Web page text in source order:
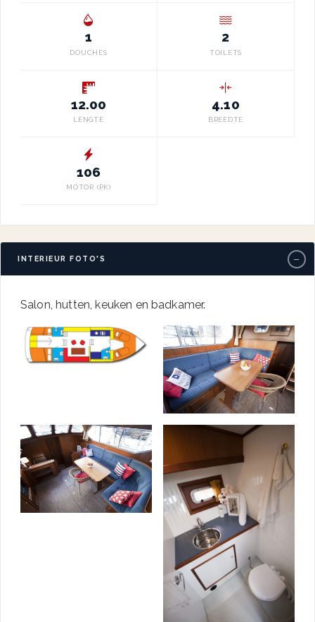
1
DOUCHES
2
TOILETS
12.00
LENGTE
4.10
BREEDTE
106
MOTOR (PK)
INTERIEUR FOTO'S −
Salon, hutten, keuken en badkamer.